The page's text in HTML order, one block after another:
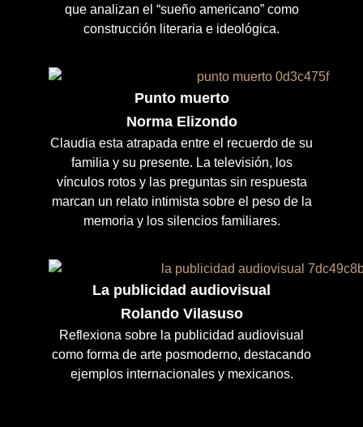
que analizan el “sueño americano” como
construcción literaria e ideológica.
Punto muerto
Norma Elizondo
Claudia esta atrapada entre el recuerdo de su
familia y su presente. La televisión, los
vínculos rotos y las preguntas sin respuesta
marcan un relato intimista sobre el peso de la
memoria y los silencios familiares.
La publicidad audiovisual
Rolando Vilasuso
Reflexiona sobre la publicidad audiovisual
como forma de arte posmoderno, destacando
ejemplos internacionales y mexicanos.